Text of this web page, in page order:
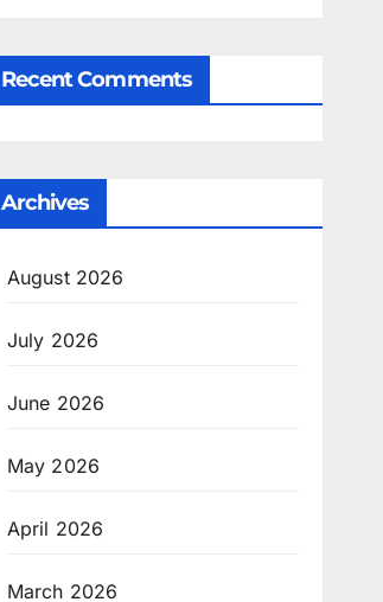
Recent Comments
Archives
August 2026
July 2026
June 2026
May 2026
April 2026
March 2026